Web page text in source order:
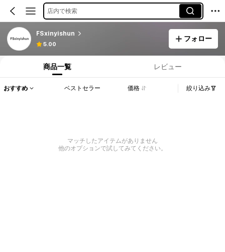
店内で検索
FSxinyishun
5.00
フォロー
商品一覧 レビュー
おすすめ ベストセラー 価格 絞り込み
マッチしたアイテムがありません
他のオプションで試してみてください。